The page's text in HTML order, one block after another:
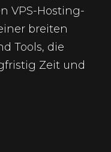
VPS-Hosting-
breiten
Tools, die
Zeit und